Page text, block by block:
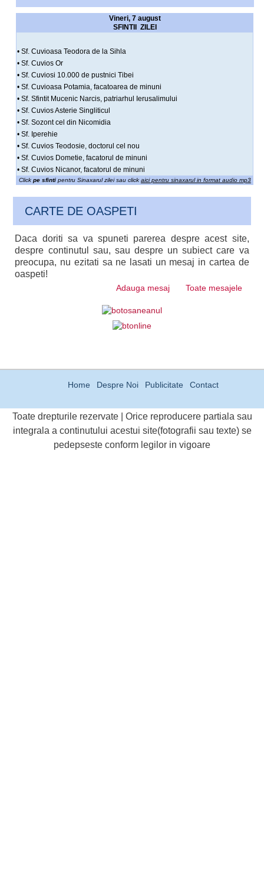
Vineri, 7 august
SFINTII ZILEI
• Sf. Cuvioasa Teodora de la Sihla
• Sf. Cuvios Or
• Sf. Cuviosi 10.000 de pustnici Tibei
• Sf. Cuvioasa Potamia, facatoarea de minuni
• Sf. Sfintit Mucenic Narcis, patriarhul Ierusalimului
• Sf. Cuvios Asterie Singliticul
• Sf. Sozont cel din Nicomidia
• Sf. Iperehie
• Sf. Cuvios Teodosie, doctorul cel nou
• Sf. Cuvios Dometie, facatorul de minuni
• Sf. Cuvios Nicanor, facatorul de minuni
Click pe sfintipentru Sinaxarul zilei sau click aici pentru sinaxarul in format audio mp3
CARTE DE OASPETI
Daca doriti sa va spuneti parerea despre acest site,
despre continutul sau, sau despre un subiect care va
preocupa, nu ezitati sa ne lasati un mesaj in cartea de
oaspeti!
Adauga mesaj Toate mesajele
Home Despre Noi Publicitate Contact
Toate drepturile rezervate | Orice reproducere partiala sau
integrala a continutului acestui site(fotografii sau texte) se
pedepseste conform legilor in vigoare